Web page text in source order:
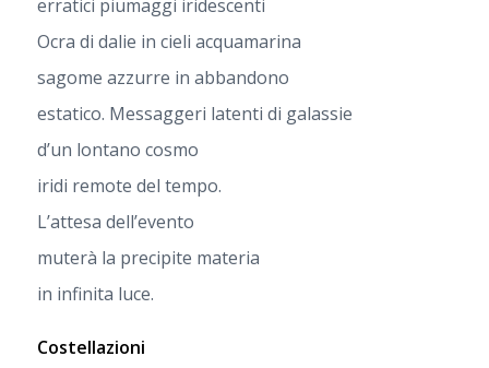
erratici piumaggi iridescenti
Ocra di dalie in cieli acquamarina
sagome azzurre in abbandono
estatico. Messaggeri latenti di galassie
d’un lontano cosmo
iridi remote del tempo.
L’attesa dell’evento
muterà la precipite materia
in infinita luce.
Costellazioni